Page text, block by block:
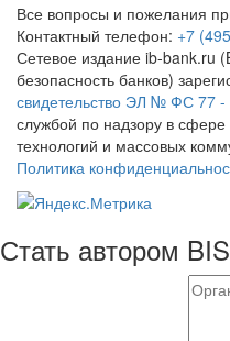
Все вопросы и пожелания
Контактный телефон: +7
Сетевое издание ib-bank.ru
безопасность банков)
свидетельство ЭЛ № ФС 77 -
службой по надзору в
технологий и массовых
Политика
Стать автором